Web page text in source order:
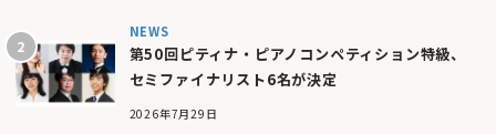
NEWS
第50回ピティナ・ピアノコンペティション特級、
セミファイナリスト6名が決定
2026年7月29日